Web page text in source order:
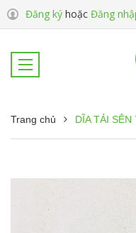
Đăng ký hoặc Đăng
Trang chủ DĨA TẢI